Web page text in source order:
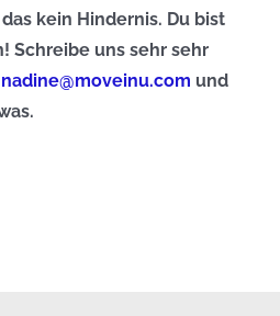
kein Hindernis. Du bist
Schreibe uns sehr sehr
nadine@moveinu.com und